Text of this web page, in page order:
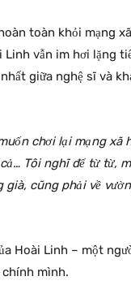
toàn khỏi mạng
vẫn im hơi lặng
giữa nghệ sĩ và
chơi lại mạng xã
Tôi nghĩ để từ từ,
cũng phải về
Hoài Linh – một
chính mình.